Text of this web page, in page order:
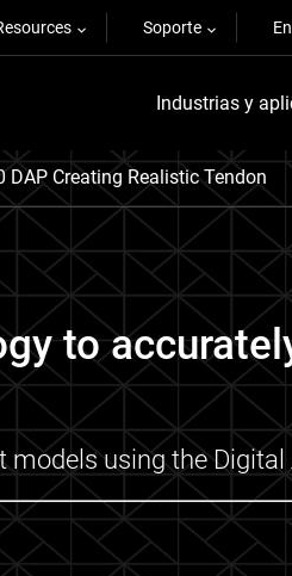
Soporte
Industrias y
DAP Creating Realistic Tendon
to
using the